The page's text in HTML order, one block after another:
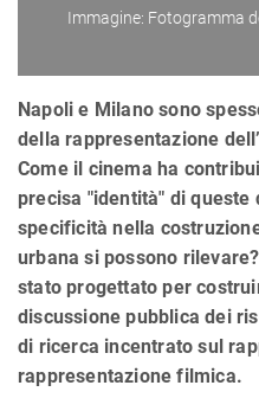
Immagine: Fotogramma
Napoli e Milano sono
della rappresentazione
Come il cinema ha
precisa "identità" di queste
specificità nella
urbana si possono
stato progettato per
discussione pubblica dei
di ricerca incentrato sul
rappresentazione filmica.